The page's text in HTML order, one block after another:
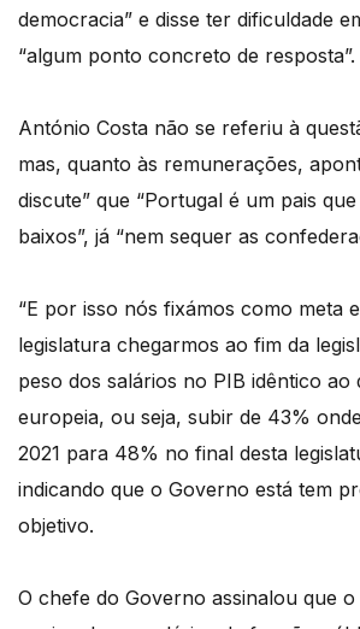
democracia” e disse ter dificuldade
“algum ponto concreto de resposta”.
António Costa não se referiu à
mas, quanto às remunerações,
discute” que “Portugal é um pais
baixos”, já “nem sequer as
“E por isso nós fixámos como meta
legislatura chegarmos ao fim da
peso dos salários no PIB idêntico ao
europeia, ou seja, subir de 43%
2021 para 48% no final desta
indicando que o Governo está tem
objetivo.
O chefe do Governo assinalou que